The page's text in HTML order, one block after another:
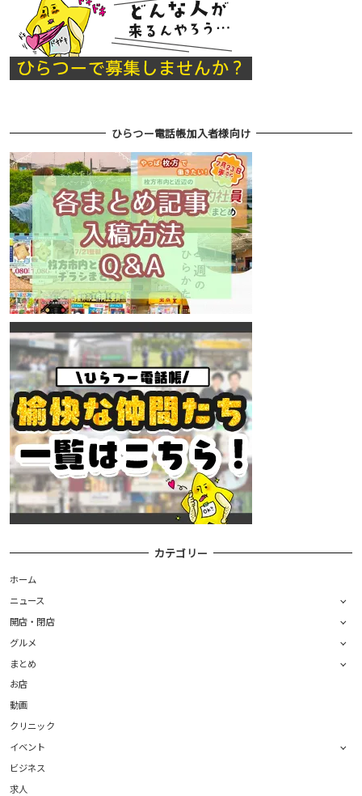
ひらつー電話帳加入者様向け
カテゴリー
ホーム
ニュース
開店・閉店
グルメ
まとめ
お店
動画
クリニック
イベント
ビジネス
求人